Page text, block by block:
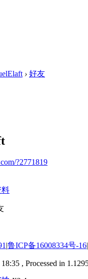
› 好友
?2771819
料
|鲁ICP备16008334号-16|
, Processed in